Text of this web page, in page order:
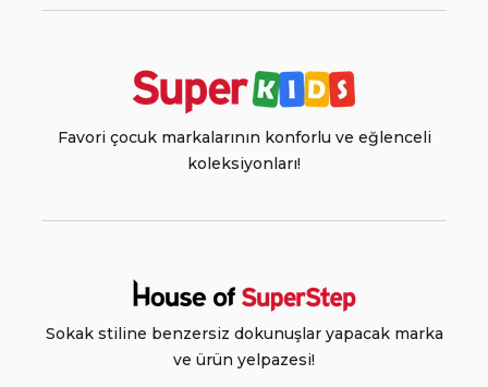
Favori çocuk markalarının konforlu ve eğlenceli
koleksiyonları!
Sokak stiline benzersiz dokunuşlar yapacak marka
ve ürün yelpazesi!